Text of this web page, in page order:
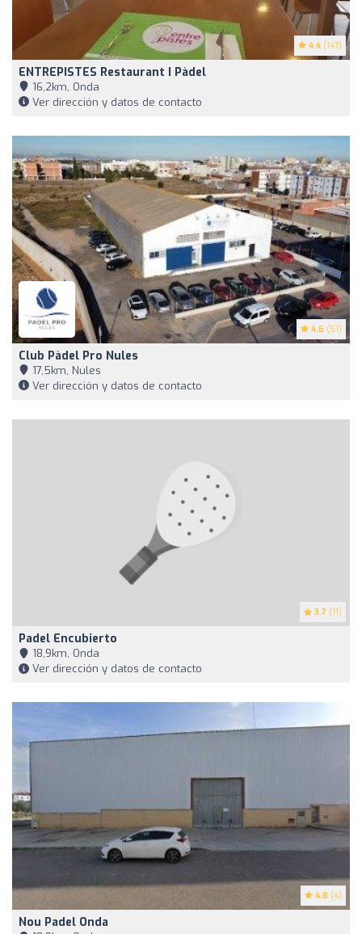
4.4 (147)
ENTREPISTES Restaurant I Pàdel
16,2km, Onda
Ver dirección y datos de contacto
4.6 (51)
Club Pàdel Pro Nules
17,5km, Nules
Ver dirección y datos de contacto
3.7 (11)
Padel Encubierto
18,9km, Onda
Ver dirección y datos de contacto
4.8 (4)
Nou Padel Onda